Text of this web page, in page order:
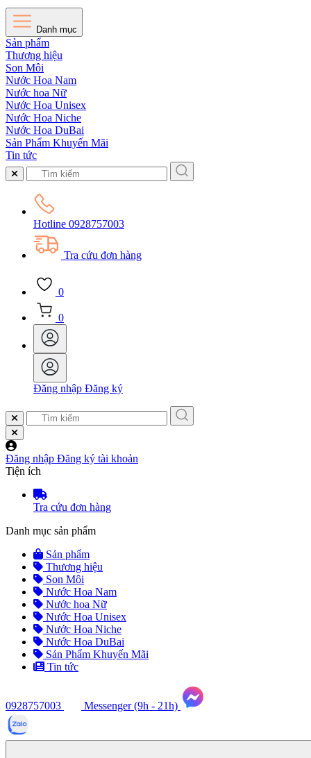
Danh mục
Sản phẩm
Thương hiệu
Son Môi
Nước Hoa Nam
Nước hoa Nữ
Nước Hoa Unisex
Nước Hoa Niche
Nước Hoa DuBai
Sản Phẩm Khuyến Mãi
Tin tức
Hotline 0928757003
Tra cứu đơn hàng
0
0
Đăng nhập Đăng ký
Đăng nhập Đăng ký tài khoản
Tiện ích
Tra cứu đơn hàng
Danh mục sản phẩm
Sản phẩm
Thương hiệu
Son Môi
Nước Hoa Nam
Nước hoa Nữ
Nước Hoa Unisex
Nước Hoa Niche
Nước Hoa DuBai
Sản Phẩm Khuyến Mãi
Tin tức
0928757003
Messenger (9h - 21h)
Tư
vấn
ngay